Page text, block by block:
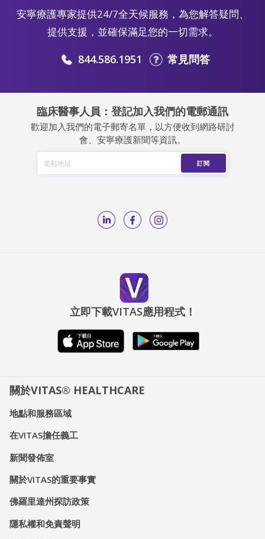
安寧療護專家提供24/7全天候服務，為您解答疑問、
提供支援，並確保滿足您的一切需求。
844.586.1951 常見問答
臨床醫事人員：登記加入我們的電郵通訊
歡迎加入我們的電子郵寄名單，以方便收到網路研討
會、安寧療護新聞等資訊。
立即下載VITAS應用程式！
關於VITAS® HEALTHCARE
地點和服務區域
在VITAS擔任義工
新聞發佈室
關於VITAS的重要事實
佛羅里達州探訪政策
隱私權和免責聲明